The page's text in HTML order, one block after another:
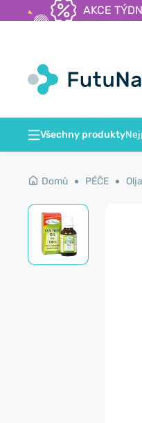
AKCE
Všechny produkty
Domů PÉČE Olja